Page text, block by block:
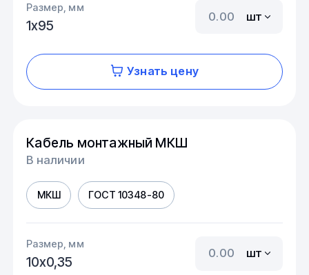
Размер, мм
1х95
шт
Узнать цену
Кабель монтажный МКШ
В наличии
МКШ ГОСТ 10348-80
Размер, мм
10х0,35
шт